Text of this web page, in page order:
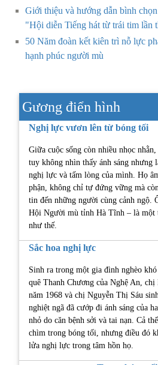
Giới thiệu và hướng dẫn bình
"Hội diễn Tiếng hát từ trái tim lần
50 Năm đoàn kết kiên trì nỗ lực
hạnh phúc người mù
Gương điển hình
Nghị lực vươn lên từ bóng tối
Giữa cuộc sống còn nhiều nhọc
tuy không nhìn thấy ánh sáng nhưng
nghị lực và tấm lòng của mình. Họ
phận, không chỉ tự đứng vững mà
tin đến những người cùng cảnh ngộ.
Hội Người mù tỉnh Hà Tĩnh – là một
như thế.
Sắc hoa nghị lực
Sinh ra trong một gia đình nghèo
quê Thanh Chương của Nghệ An,
năm 1968 và chị Nguyễn Thị Sáu
nghiệt ngã đã cướp đi ánh sáng của
nhỏ do căn bệnh sởi và tai nạn. Cả
chìm trong bóng tối, nhưng điều đó
lửa nghị lực trong tâm hồn họ.